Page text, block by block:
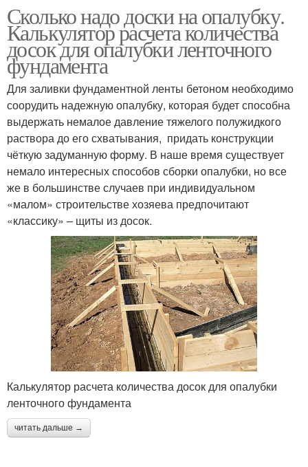
Сколько надо доски на опалубку.
Калькулятор расчета количества
досок для опалубки ленточного
фундамента
Для заливки фундаментной ленты бетоном необходимо
соорудить надежную опалубку, которая будет способна
выдержать немалое давление тяжелого полужидкого
раствора до его схватывания, придать конструкции
чёткую задуманную форму. В наше время существует
немало интересных способов сборки опалубки, но все
же в большинстве случаев при индивидуальном
«малом» строительстве хозяева предпочитают
«классику» – щиты из досок.
Калькулятор расчета количества досок для опалубки
ленточного фундамента
читать дальше →